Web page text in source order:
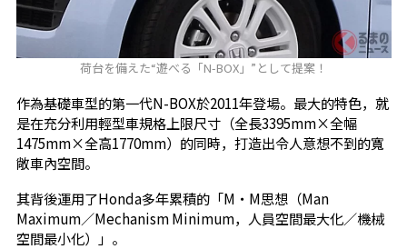
荷台を備えた“遊べる「N-BOX」”として提案！
作為基礎車型的第一代N-BOX於2011年登場。最大的特色，就
是在充分利用輕型車規格上限尺寸（全長3395mm×全幅
1475mm×全高1770mm）的同時，打造出令人意想不到的寬
敞車內空間。
其背後運用了Honda多年累積的「M・M思想（Man
Maximum／Mechanism Minimum，人員空間最大化／機械
空間最小化）」。